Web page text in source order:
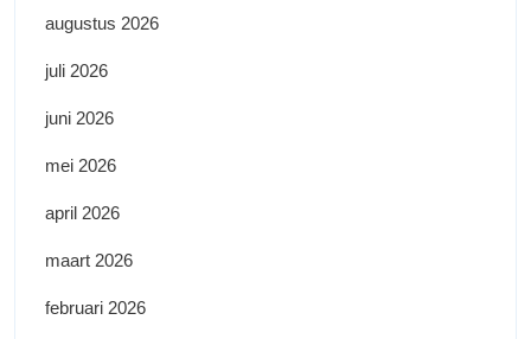
augustus 2026
juli 2026
juni 2026
mei 2026
april 2026
maart 2026
februari 2026